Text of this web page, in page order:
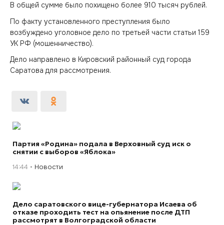
В общей сумме было похищено более 910 тысяч рублей.
По факту установленного преступления было
возбуждено уголовное дело по третьей части статьи 159
УК РФ (мошенничество).
Дело направлено в Кировский районный суд города
Саратова для рассмотрения.
Партия «Родина» подала в Верховный суд иск о
снятии с выборов «Яблока»
14:44 Новости
Дело саратовского вице-губернатора Исаева об
отказе проходить тест на опьянение после ДТП
рассмотрят в Волгоградской области